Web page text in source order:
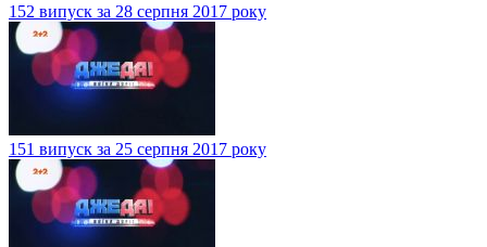
152 випуск за 28 серпня 2017 року
151 випуск за 25 серпня 2017 року